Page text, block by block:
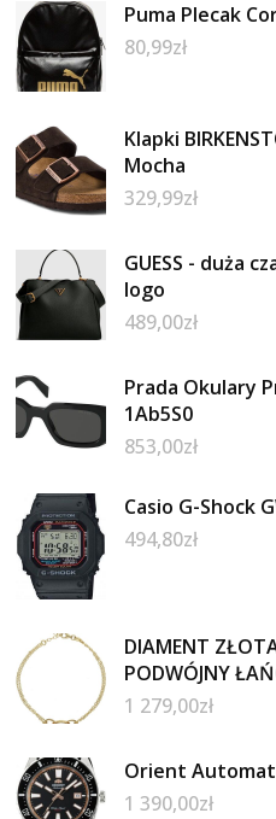
Puma Plecak
80,99zł
Klapki
Mocha
329,99zł
GUESS - duża
logo
489,00zł
Prada Okulary
1Ab5S0
853,00zł
Casio G-Shock
494,80zł
DIAMENT
PODWÓJNY
1 279,00zł
Orient
1 390,00zł